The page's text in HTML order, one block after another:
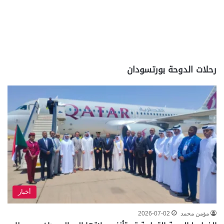
رحلات الدوحة بورتسودان
أخبار
مؤمن محمد 2026-07-02